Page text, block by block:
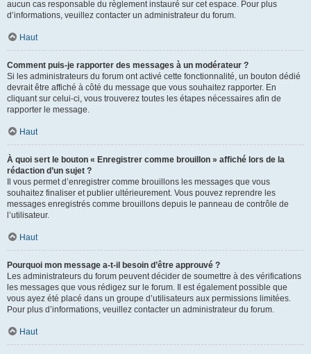
aucun cas responsable du règlement instauré sur cet espace. Pour plus
d’informations, veuillez contacter un administrateur du forum.
Haut
Comment puis-je rapporter des messages à un modérateur ?
Si les administrateurs du forum ont activé cette fonctionnalité, un bouton dédié
devrait être affiché à côté du message que vous souhaitez rapporter. En
cliquant sur celui-ci, vous trouverez toutes les étapes nécessaires afin de
rapporter le message.
Haut
À quoi sert le bouton « Enregistrer comme brouillon » affiché lors de la
rédaction d’un sujet ?
Il vous permet d’enregistrer comme brouillons les messages que vous
souhaitez finaliser et publier ultérieurement. Vous pouvez reprendre les
messages enregistrés comme brouillons depuis le panneau de contrôle de
l’utilisateur.
Haut
Pourquoi mon message a-t-il besoin d’être approuvé ?
Les administrateurs du forum peuvent décider de soumettre à des vérifications
les messages que vous rédigez sur le forum. Il est également possible que
vous ayez été placé dans un groupe d’utilisateurs aux permissions limitées.
Pour plus d’informations, veuillez contacter un administrateur du forum.
Haut